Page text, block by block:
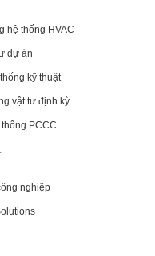
hệ thống HVAC
dự án
kỹ thuật
vật tư định kỳ
PCCC
nghiệp